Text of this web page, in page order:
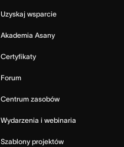
Uzyskaj wsparcie
Akademia Asany
Certyfikaty
Forum
Centrum zasobów
Wydarzenia i webinaria
Szablony projektów